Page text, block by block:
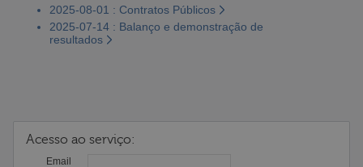
2025-08-01 : Contratos Públicos
2025-07-14 : Balanço e demonstração de
resultados
Acesso ao serviço:
Email